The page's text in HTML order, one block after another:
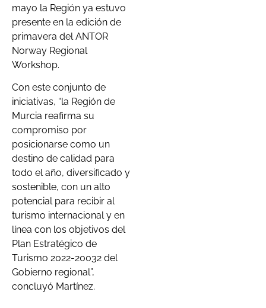
mayo la Región ya estuvo
presente en la edición de
primavera del ANTOR
Norway Regional
Workshop.
Con este conjunto de
iniciativas, “la Región de
Murcia reafirma su
compromiso por
posicionarse como un
destino de calidad para
todo el año, diversificado y
sostenible, con un alto
potencial para recibir al
turismo internacional y en
línea con los objetivos del
Plan Estratégico de
Turismo 2022-20032 del
Gobierno regional”,
concluyó Martínez.